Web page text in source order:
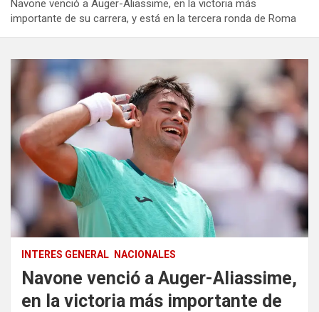
Navone venció a Auger-Aliassime, en la victoria más
importante de su carrera, y está en la tercera ronda de Roma
INTERES GENERAL NACIONALES
Navone venció a Auger-Aliassime,
en la victoria más importante de